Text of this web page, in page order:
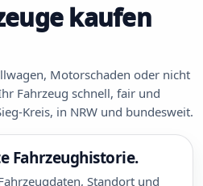
kaufen
Motorschaden oder nicht
Fahrzeug schnell, fair und
Kreis, in NRW und bundesweit.
Fahrzeughistorie.
Standort und